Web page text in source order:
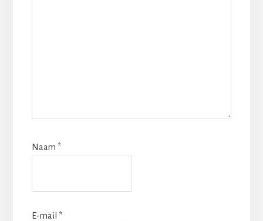
Naam *
E-mail *